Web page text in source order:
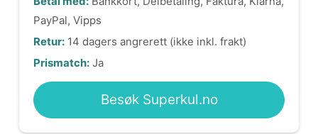
PayPal, Vipps
Retur: 14 dagers angrerett (ikke inkl. frakt)
Prismatch: Ja
Besøk Superkul.no